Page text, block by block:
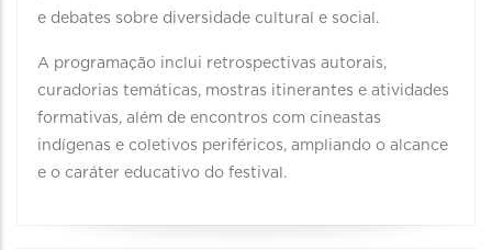
e debates sobre diversidade cultural e social.
A programação inclui retrospectivas autorais,
curadorias temáticas, mostras itinerantes e atividades
formativas, além de encontros com cineastas
indígenas e coletivos periféricos, ampliando o alcance
e o caráter educativo do festival.